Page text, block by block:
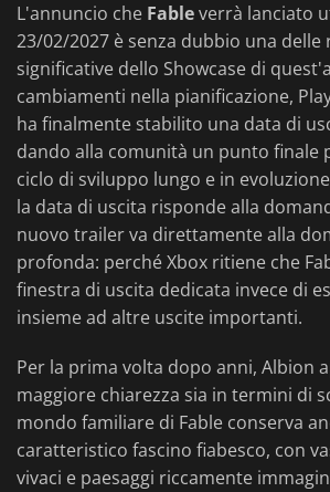
L'annuncio che Fableverrà lanciato
23/02/2027 è senza dubbio una delle
significative dello Showcase di
cambiamenti nella pianificazione,
ha finalmente stabilito una data di
dando alla comunità un punto finale
ciclo di sviluppo lungo e in
la data di uscita risponde alla
nuovo trailer va direttamente alla
profonda: perché Xbox ritiene che
finestra di uscita dedicata invece di
insieme ad altre uscite importanti.
Per la prima volta dopo anni, Albion
maggiore chiarezza sia in termini di
mondo familiare di Fable conserva
caratteristico fascino fiabesco, con
vivaci e paesaggi riccamente